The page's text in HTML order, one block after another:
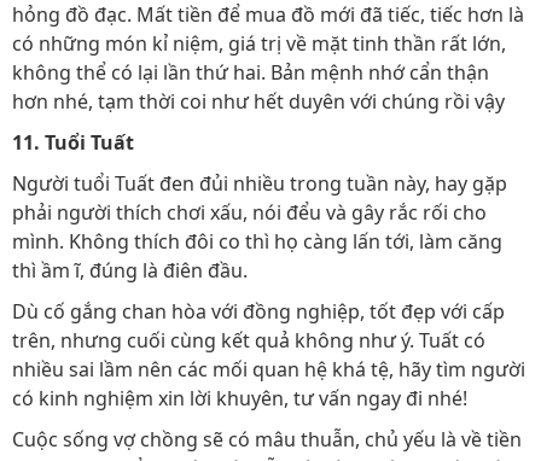
hỏng đồ đạc. Mất tiền để mua đồ mới đã tiếc, tiếc hơn là
có những món kỉ niệm, giá trị về mặt tinh thần rất lớn,
không thể có lại lần thứ hai. Bản mệnh nhớ cẩn thận
hơn nhé, tạm thời coi như hết duyên với chúng rồi vậy
11. Tuổi Tuất
Người tuổi Tuất đen đủi nhiều trong tuần này, hay gặp
phải người thích chơi xấu, nói đểu và gây rắc rối cho
mình. Không thích đôi co thì họ càng lấn tới, làm căng
thì ầm ĩ, đúng là điên đầu.
Dù cố gắng chan hòa với đồng nghiệp, tốt đẹp với cấp
trên, nhưng cuối cùng kết quả không như ý. Tuất có
nhiều sai lầm nên các mối quan hệ khá tệ, hãy tìm người
có kinh nghiệm xin lời khuyên, tư vấn ngay đi nhé!
Cuộc sống vợ chồng sẽ có mâu thuẫn, chủ yếu là về tiền